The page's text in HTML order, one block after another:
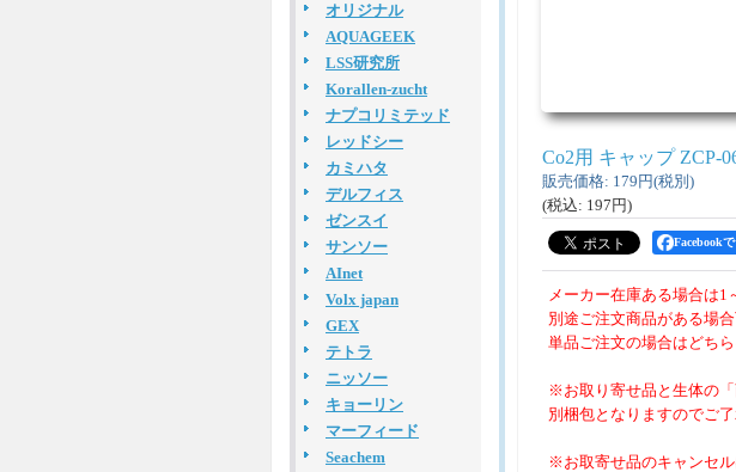
オリジナル
AQUAGEEK
LSS研究所
Korallen-zucht
ナプコリミテッド
レッドシー
カミハタ
デルフィス
ゼンスイ
サンソー
AInet
Volx japan
GEX
テトラ
ニッソー
キョーリン
マーフィード
Seachem
Co2用 キャップ ZCP-
販売価格: 179円(税別)
(税込: 197円)
Facebook
メーカー在庫ある場合は1
別途ご注文商品がある場
単品ご注文の場合はどち
※お取り寄せ品と生体の「
別梱包となりますのでご了
※お取寄せ品のキャンセル